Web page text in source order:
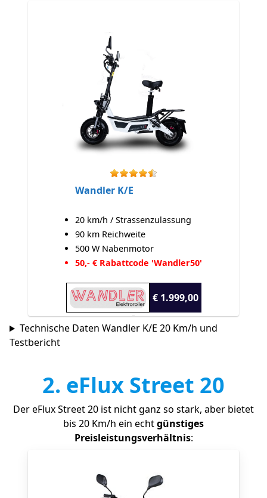
Wandler K/E
20 km/h / Strassenzulassung
90 km Reichweite
500 W Nabenmotor
50,- € Rabattcode 'Wandler50'
€ 1.999,00
Technische Daten Wandler K/E 20 Km/h und
Testbericht
2. eFlux Street 20
Der eFlux Street 20 ist nicht ganz so stark, aber bietet
bis 20 Km/h ein echtgünstiges
Preisleistungsverhältnis: